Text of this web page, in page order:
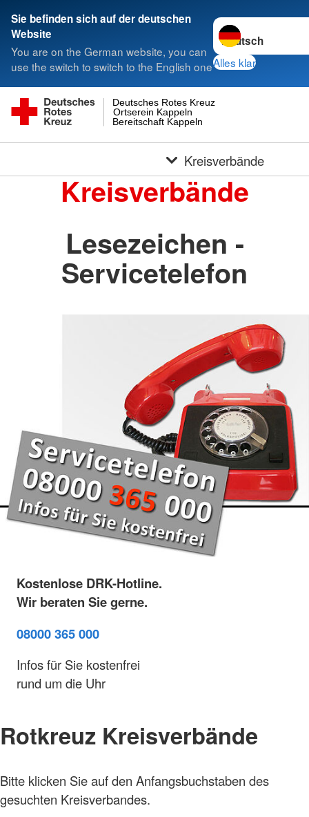
Sie befinden sich auf der deutschen
Website
You are on the German website, you can
use the switch to switch to the English one
Sprache wechseln
Alles klar
Bereitschaft Kappeln
Ortserein Kappeln
Deutsches Rotes Kreuz
Kreisverbände
Kreisverbände
Lesezeichen -
Servicetelefon
Kostenlose DRK-Hotline.
Wir beraten Sie gerne.
08000 365 000
Infos für Sie kostenfrei
rund um die Uhr
Rotkreuz Kreisverbände
Bitte klicken Sie auf den Anfangsbuchstaben des
gesuchten Kreisverbandes.